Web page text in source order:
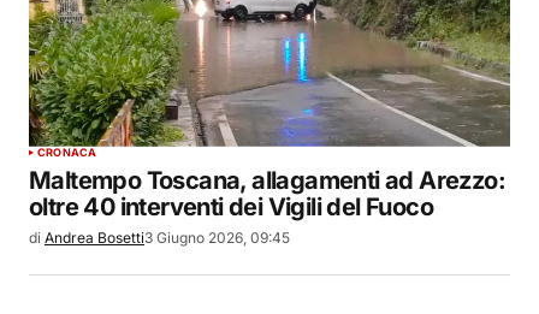
CRONACA
Maltempo Toscana, allagamenti ad Arezzo:
oltre 40 interventi dei Vigili del Fuoco
di Andrea Bosetti3 Giugno 2026, 09:45